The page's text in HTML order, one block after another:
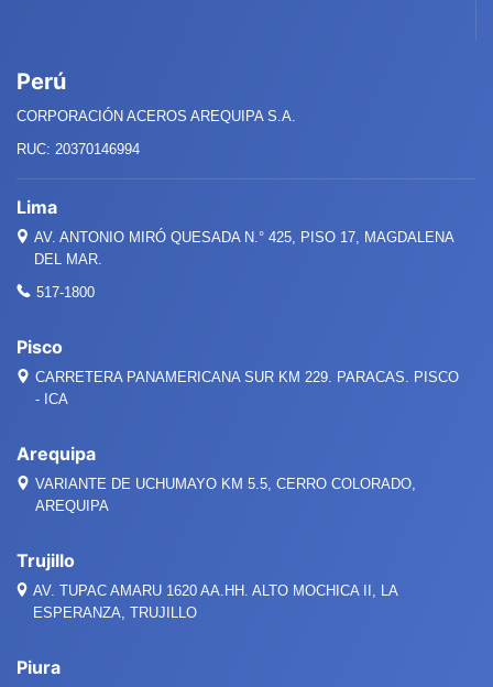
Perú
CORPORACIÓN ACEROS AREQUIPA S.A.
RUC: 20370146994
Lima
AV. ANTONIO MIRÓ QUESADA N.° 425, PISO 17, MAGDALENA
DEL MAR.
517-1800
Pisco
CARRETERA PANAMERICANA SUR KM 229. PARACAS. PISCO
- ICA
Arequipa
VARIANTE DE UCHUMAYO KM 5.5, CERRO COLORADO,
AREQUIPA
Trujillo
AV. TUPAC AMARU 1620 AA.HH. ALTO MOCHICA II, LA
ESPERANZA, TRUJILLO
Piura